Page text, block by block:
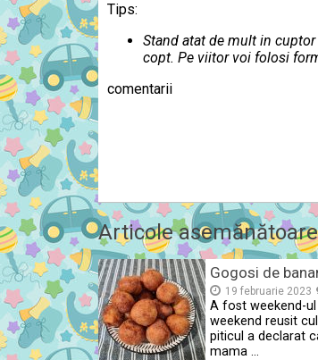
Tips:
Stand atat de mult in
copt. Pe viitor voi folosi
comentarii
Articole asemănătoare
Gogosi de
19 februarie 2023
A fost weekend-
weekend reusit
piticul a declarat
mama …